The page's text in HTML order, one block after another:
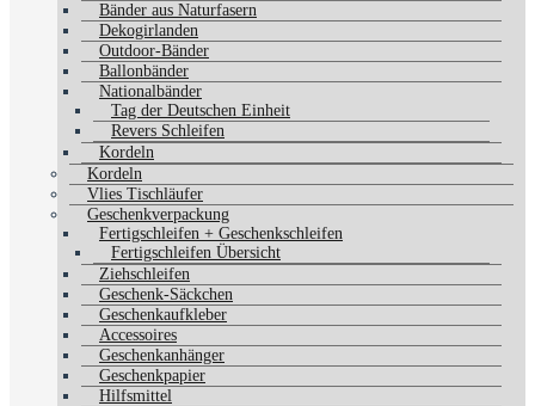
Bänder aus Naturfasern
Dekogirlanden
Outdoor-Bänder
Ballonbänder
Nationalbänder
Tag der Deutschen Einheit
Revers Schleifen
Kordeln
Kordeln
Vlies Tischläufer
Geschenkverpackung
Fertigschleifen + Geschenkschleifen
Fertigschleifen Übersicht
Ziehschleifen
Geschenk-Säckchen
Geschenkaufkleber
Accessoires
Geschenkanhänger
Geschenkpapier
Hilfsmittel